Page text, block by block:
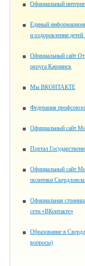
Официальный
Единый
и оздоровлении
Официальный сайт
округа Карпинск
Мы ВКОНТАКТЕ
Федерация
Официальный сайт
Портал
Официальный сайт
политики
Официальная
сети «ВКонтакте»
Образование в
вопросы)